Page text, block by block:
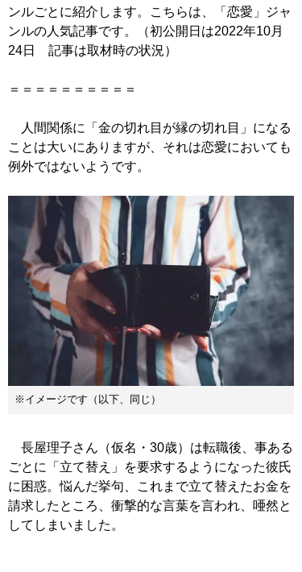
ンルごとに紹介します。こちらは、「恋愛」ジャ
ンルの人気記事です。（初公開日は2022年10月
24日 記事は取材時の状況）
＝＝＝＝＝＝＝＝＝＝
人間関係に「金の切れ目が縁の切れ目」になる
ことは大いにありますが、それは恋愛においても
例外ではないようです。
※イメージです（以下、同じ）
長屋理子さん（仮名・30歳）は転職後、事ある
ごとに「立て替え」を要求するようになった彼氏
に困惑。悩んだ挙句、これまで立て替えたお金を
請求したところ、衝撃的な言葉を言われ、唖然と
してしまいました。